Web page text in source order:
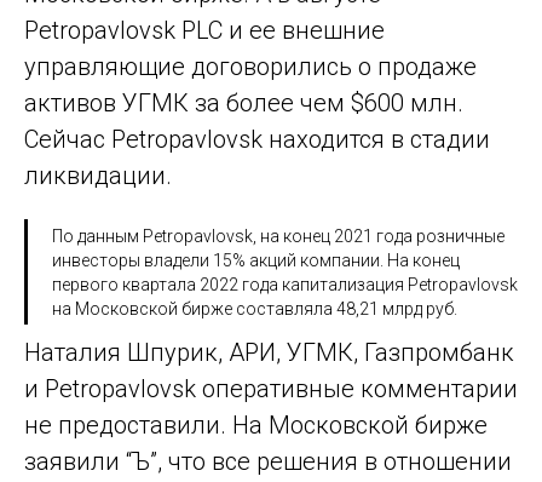
Petropavlovsk PLC и ее внешние
управляющие договорились о продаже
активов УГМК за более чем $600 млн.
Сейчас Petropavlovsk находится в стадии
ликвидации.
По данным Petropavlovsk, на конец 2021 года розничные
инвесторы владели 15% акций компании. На конец
первого квартала 2022 года капитализация Petropavlovsk
на Московской бирже составляла 48,21 млрд руб.
Наталия Шпурик, АРИ, УГМК, Газпромбанк
и Petropavlovsk оперативные комментарии
не предоставили. На Московской бирже
заявили “Ъ”, что все решения в отношении